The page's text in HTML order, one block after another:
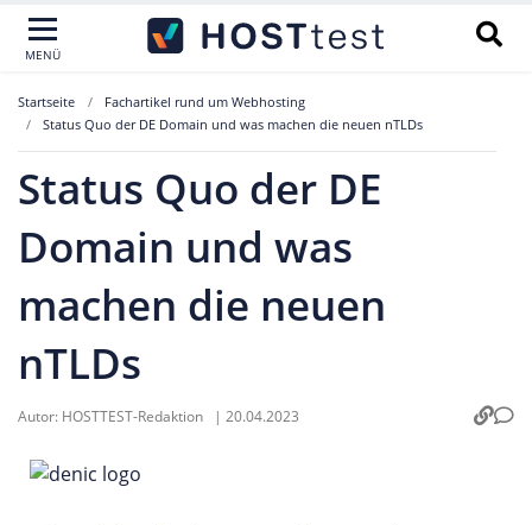
MENÜ
Startseite
Fachartikel rund um Webhosting
Status Quo der DE Domain und was machen die neuen nTLDs
Status Quo der DE
Domain und was
machen die neuen
nTLDs
Autor: HOSTTEST-Redaktion | 20.04.2023